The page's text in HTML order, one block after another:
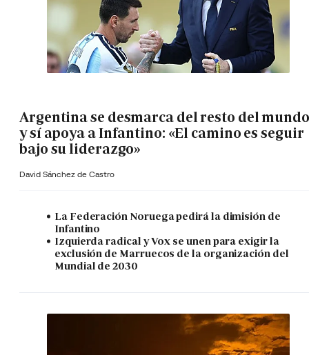
Argentina se desmarca del resto del mundo
y sí apoya a Infantino: «El camino es seguir
bajo su liderazgo»
David Sánchez de Castro
La Federación Noruega pedirá la dimisión de
Infantino
Izquierda radical y Vox se unen para exigir la
exclusión de Marruecos de la organización del
Mundial de 2030